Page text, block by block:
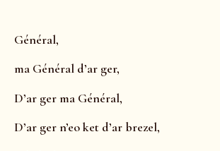
Général,
ma Général d’ar ger,
D’ar ger ma Général,
D’ar ger n’eo ket d’ar brezel,